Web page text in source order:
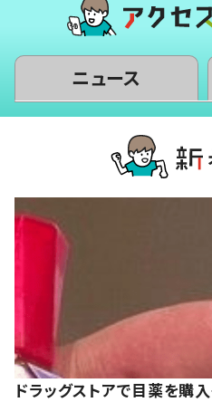
ニュース
ドラッグストアで目薬を購